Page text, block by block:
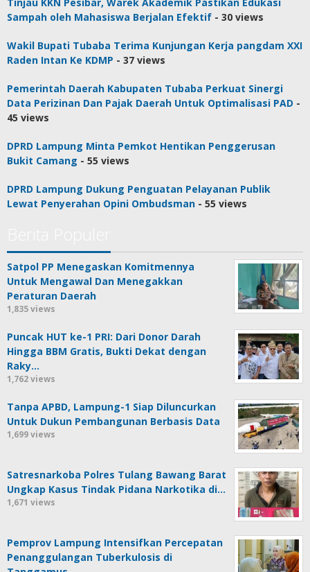
Tinjau KKN Pesibar, Warek Akademik Pastikan Edukasi
Sampah oleh Mahasiswa Berjalan Efektif - 30 views
Wakil Bupati Tubaba Terima Kunjungan Kerja pangdam XXI
Raden Intan Ke KDMP - 37 views
Pemerintah Daerah Kabupaten Tubaba Perkuat Sinergi
Data Perizinan Dan Pajak Daerah Untuk Optimalisasi PAD -
45 views
DPRD Lampung Minta Pemkot Hentikan Penggerusan
Bukit Camang - 55 views
DPRD Lampung Dukung Penguatan Pelayanan Publik
Lewat Penyerahan Opini Ombudsman - 55 views
Satpol PP Menegaskan Komitmennya
Untuk Mengawal Dan Menegakkan
Peraturan Daerah
1,835 views
Puncak HUT ke-1 PRI: Dari Donor Darah
Hingga BBM Gratis, Bukti Dekat dengan
Raky…
1,762 views
Tanpa APBD, Lampung-1 Siap Diluncurkan
Untuk Dukun Pembangunan Berbasis Data
1,699 views
Satresnarkoba Polres Tulang Bawang Barat
Ungkap Kasus Tindak Pidana Narkotika di…
1,671 views
Pemprov Lampung Intensifkan Percepatan
Penanggulangan Tuberkulosis di